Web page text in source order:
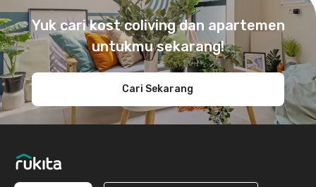
Yuk cari kost coliving dan apartemen
untukmu sekarang!
Cari Sekarang